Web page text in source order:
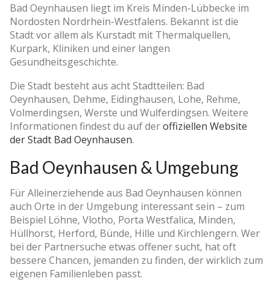
Bad Oeynhausen liegt im Kreis Minden-Lübbecke im
Nordosten Nordrhein-Westfalens. Bekannt ist die
Stadt vor allem als Kurstadt mit Thermalquellen,
Kurpark, Kliniken und einer langen
Gesundheitsgeschichte.
Die Stadt besteht aus acht Stadtteilen: Bad
Oeynhausen, Dehme, Eidinghausen, Lohe, Rehme,
Volmerdingsen, Werste und Wulferdingsen. Weitere
Informationen findest du auf deroffiziellen Website
der Stadt Bad Oeynhausen.
Bad Oeynhausen & Umgebung
Für Alleinerziehende aus Bad Oeynhausen können
auch Orte in der Umgebung interessant sein – zum
Beispiel Löhne, Vlotho, Porta Westfalica, Minden,
Hüllhorst, Herford, Bünde, Hille und Kirchlengern. Wer
bei der Partnersuche etwas offener sucht, hat oft
bessere Chancen, jemanden zu finden, der wirklich zum
eigenen Familienleben passt.